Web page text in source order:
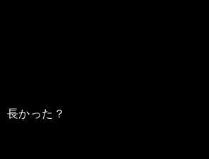
長かった？